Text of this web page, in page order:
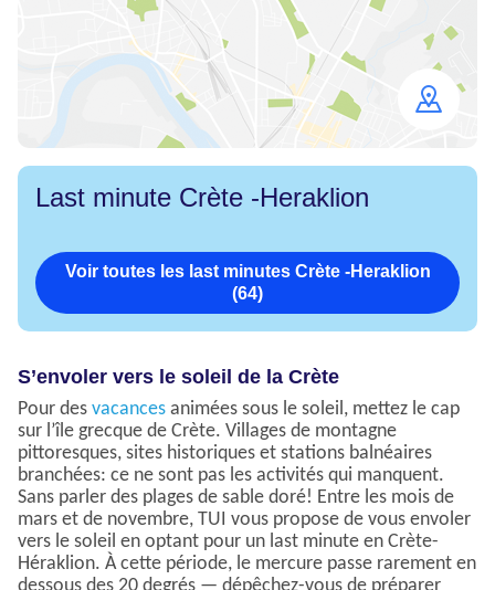
map
Last minute Crète -Heraklion
Voir toutes les last minutes Crète -Heraklion
(64)
S’envoler vers le soleil de la Crète
Pour des vacances animées sous le soleil, mettez le cap
sur l’île grecque de Crète. Villages de montagne
pittoresques, sites historiques et stations balnéaires
branchées: ce ne sont pas les activités qui manquent.
Sans parler des plages de sable doré! Entre les mois de
mars et de novembre, TUI vous propose de vous envoler
vers le soleil en optant pour un last minute en Crète-
Héraklion. À cette période, le mercure passe rarement en